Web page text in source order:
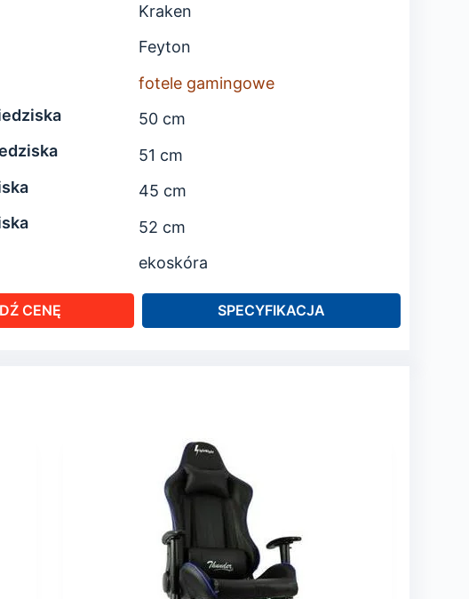
Kraken
Feyton
fotele gamingowe
50 cm
51 cm
45 cm
52 cm
ekoskóra
CENĘ SPECYFIKACJA